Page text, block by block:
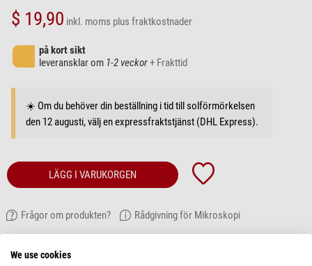
$ 19,90 inkl. moms plus fraktkostnader
på kort sikt
leveransklar om 1-2 veckor+ Frakttid
☀️ Om du behöver din beställning i tid till solförmörkelsen
den 12 augusti, välj en expressfraktstjänst (DHL Express).
LÄGG I VARUKORGEN
Frågor om produkten? Rådgivning för Mikroskopi
BESKRIVNING AV ARTIKEL
We use cookies